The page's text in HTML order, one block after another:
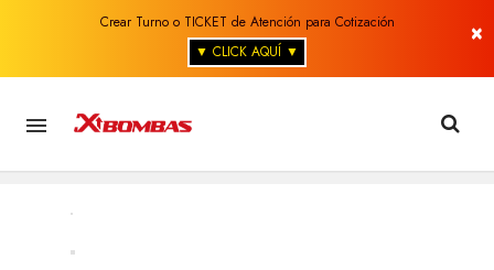
×
Crear Turno o TICKET de Atención para Cotización
▼ CLICK AQUÍ ▼
